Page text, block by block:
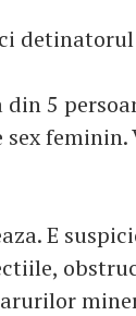
detinatorul
5
feminin.
E